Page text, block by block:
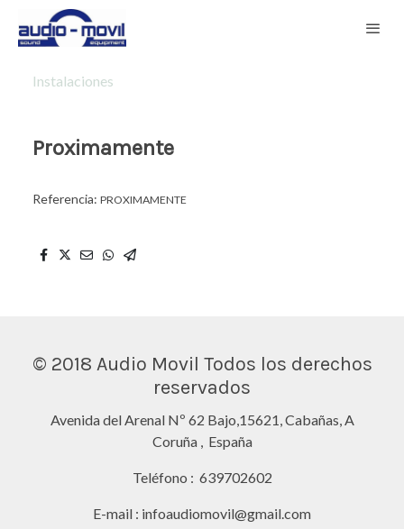
Instalaciones
Proximamente
Referencia: PROXIMAMENTE
© 2018 Audio Movil Todos los derechos
reservados
Avenida del Arenal Nº 62 Bajo,15621, Cabañas, A
Coruña , España
Teléfono : 639702602
E-mail : infoaudiomovil@gmail.com